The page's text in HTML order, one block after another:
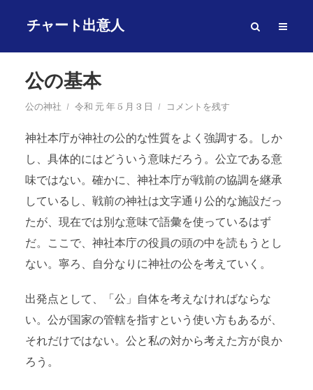
チャート出意人
公の基本
公の神社 令和 元 年 5 月 3 日 コメントを残す
神社本庁が神社の公的な性質をよく強調する。しか
し、具体的にはどういう意味だろう。公立である意
味ではない。確かに、神社本庁が戦前の協調を継承
しているし、戦前の神社は文字通り公的な施設だっ
たが、現在では別な意味で語彙を使っているはず
だ。ここで、神社本庁の役員の頭の中を読もうとし
ない。寧ろ、自分なりに神社の公を考えていく。
出発点として、「公」自体を考えなければならな
い。公が国家の管轄を指すという使い方もあるが、
それだけではない。公と私の対から考えた方が良か
ろう。